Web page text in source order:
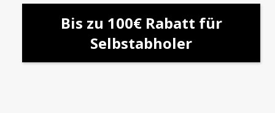
Bis zu 100€ Rabatt für
Selbstabholer